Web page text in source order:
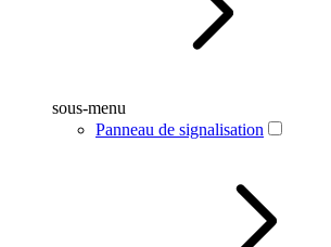
sous-menu
Panneau de signalisation